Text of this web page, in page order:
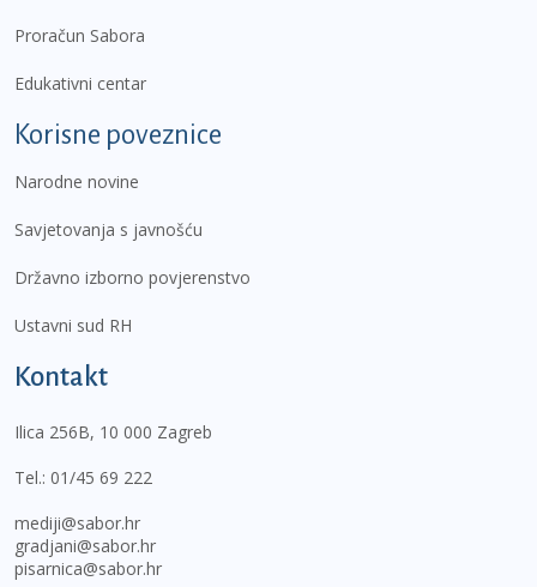
Proračun Sabora
Edukativni centar
Korisne poveznice
Narodne novine
Savjetovanja s javnošću
Državno izborno povjerenstvo
Ustavni sud RH
Kontakt
Ilica 256B, 10 000 Zagreb
Tel.: 01/45 69 222
mediji@sabor.hr
gradjani@sabor.hr
pisarnica@sabor.hr